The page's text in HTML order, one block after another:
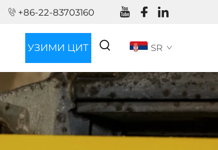
+86-22-83703160
УЗИМИ ЦИТ SR